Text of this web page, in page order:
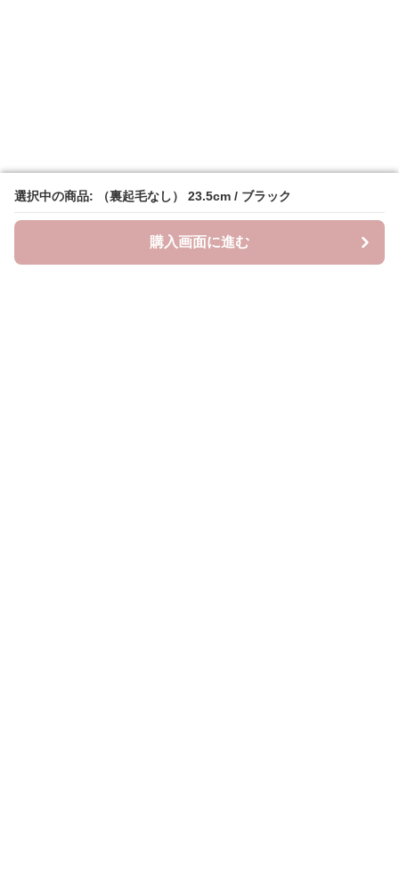
選択中の商品: （裏起毛なし） 23.5cm / ブラック
購入画面に進む
選択中の商品: （裏起毛なし） 23.5cm / ブラック
購入画面に進む